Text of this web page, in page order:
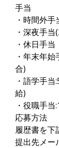
手当
・時間外手
・深夜手
・休日手当
・年末年
合)
・語学手
給)
・役職手
応募方法
履歴書を下
提出先メー